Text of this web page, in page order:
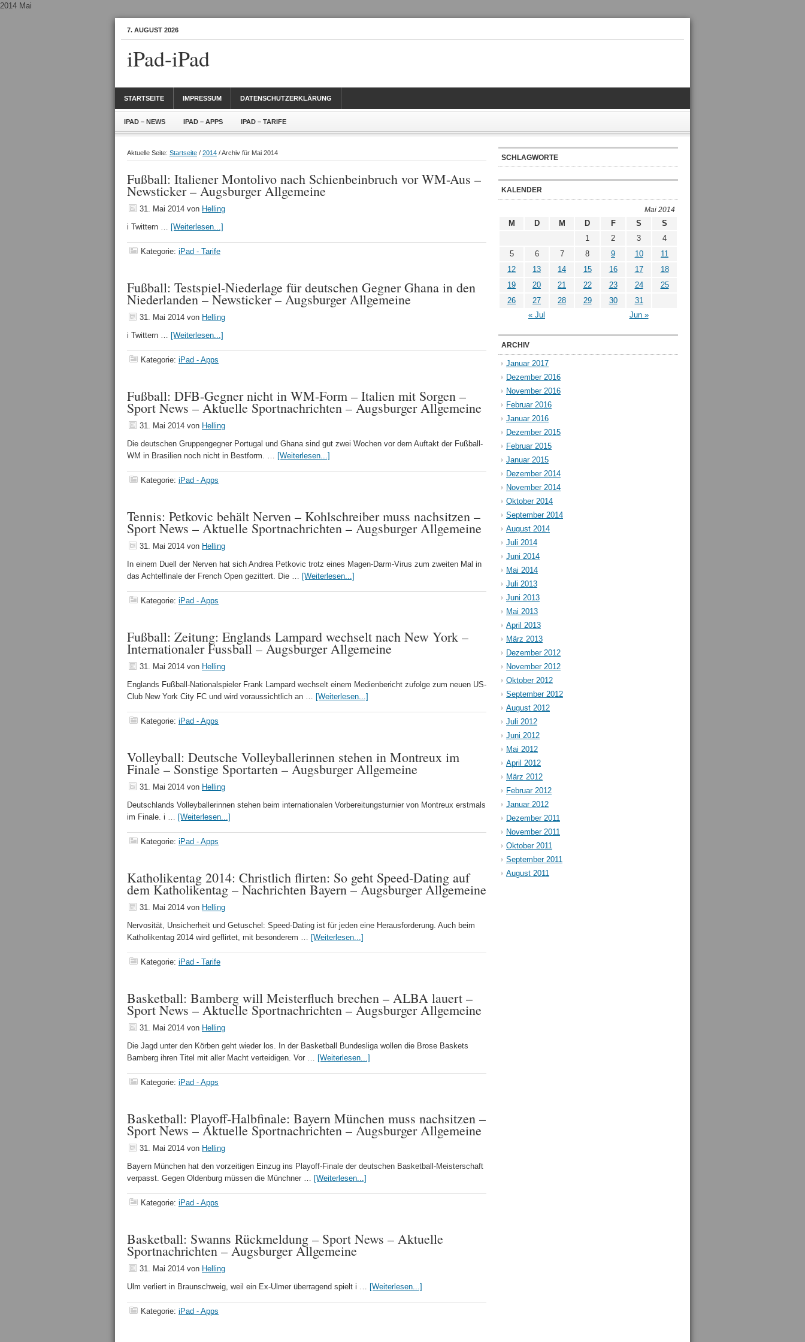
2014 Mai
7. AUGUST 2026
iPad-iPad
STARTSEITE IMPRESSUM DATENSCHUTZERKLÄRUNG
IPAD – NEWS IPAD – APPS IPAD – TARIFE
Aktuelle Seite: Startseite / 2014 / Archiv für Mai 2014
Fußball: Italiener Montolivo nach Schienbeinbruch vor WM-Aus –
Newsticker – Augsburger Allgemeine
31. Mai 2014 von Helling
i Twittern … [Weiterlesen...]
Kategorie: iPad - Tarife
Fußball: Testspiel-Niederlage für deutschen Gegner Ghana in den
Niederlanden – Newsticker – Augsburger Allgemeine
31. Mai 2014 von Helling
i Twittern … [Weiterlesen...]
Kategorie: iPad - Apps
Fußball: DFB-Gegner nicht in WM-Form – Italien mit Sorgen –
Sport News – Aktuelle Sportnachrichten – Augsburger Allgemeine
31. Mai 2014 von Helling
Die deutschen Gruppengegner Portugal und Ghana sind gut zwei Wochen vor dem Auftakt der Fußball-
WM in Brasilien noch nicht in Bestform. … [Weiterlesen...]
Kategorie: iPad - Apps
Tennis: Petkovic behält Nerven – Kohlschreiber muss nachsitzen –
Sport News – Aktuelle Sportnachrichten – Augsburger Allgemeine
31. Mai 2014 von Helling
In einem Duell der Nerven hat sich Andrea Petkovic trotz eines Magen-Darm-Virus zum zweiten Mal in
das Achtelfinale der French Open gezittert. Die … [Weiterlesen...]
Kategorie: iPad - Apps
Fußball: Zeitung: Englands Lampard wechselt nach New York –
Internationaler Fussball – Augsburger Allgemeine
31. Mai 2014 von Helling
Englands Fußball-Nationalspieler Frank Lampard wechselt einem Medienbericht zufolge zum neuen US-
Club New York City FC und wird voraussichtlich an … [Weiterlesen...]
Kategorie: iPad - Apps
Volleyball: Deutsche Volleyballerinnen stehen in Montreux im
Finale – Sonstige Sportarten – Augsburger Allgemeine
31. Mai 2014 von Helling
Deutschlands Volleyballerinnen stehen beim internationalen Vorbereitungsturnier von Montreux erstmals
im Finale. i … [Weiterlesen...]
Kategorie: iPad - Apps
Katholikentag 2014: Christlich flirten: So geht Speed-Dating auf
dem Katholikentag – Nachrichten Bayern – Augsburger Allgemeine
31. Mai 2014 von Helling
Nervosität, Unsicherheit und Getuschel: Speed-Dating ist für jeden eine Herausforderung. Auch beim
Katholikentag 2014 wird geflirtet, mit besonderem … [Weiterlesen...]
Kategorie: iPad - Tarife
Basketball: Bamberg will Meisterfluch brechen – ALBA lauert –
Sport News – Aktuelle Sportnachrichten – Augsburger Allgemeine
31. Mai 2014 von Helling
Die Jagd unter den Körben geht wieder los. In der Basketball Bundesliga wollen die Brose Baskets
Bamberg ihren Titel mit aller Macht verteidigen. Vor … [Weiterlesen...]
Kategorie: iPad - Apps
Basketball: Playoff-Halbfinale: Bayern München muss nachsitzen –
Sport News – Aktuelle Sportnachrichten – Augsburger Allgemeine
31. Mai 2014 von Helling
Bayern München hat den vorzeitigen Einzug ins Playoff-Finale der deutschen Basketball-Meisterschaft
verpasst. Gegen Oldenburg müssen die Münchner … [Weiterlesen...]
Kategorie: iPad - Apps
Basketball: Swanns Rückmeldung – Sport News – Aktuelle
Sportnachrichten – Augsburger Allgemeine
31. Mai 2014 von Helling
Ulm verliert in Braunschweig, weil ein Ex-Ulmer überragend spielt i … [Weiterlesen...]
Kategorie: iPad - Apps
SCHLAGWORTE
KALENDER
Mai 2014
M D M D F S S
« Jul Jun »
1 2 3
4
5
6 7 8 9 10
11
12
13 14 15 16 17
18
19
20 21 22 23 24
25
26
27 28 29 30 31
ARCHIV
Januar 2017
Dezember 2016
November 2016
Februar 2016
Januar 2016
Dezember 2015
Februar 2015
Januar 2015
Dezember 2014
November 2014
Oktober 2014
September 2014
August 2014
Juli 2014
Juni 2014
Mai 2014
Juli 2013
Juni 2013
Mai 2013
April 2013
März 2013
Dezember 2012
November 2012
Oktober 2012
September 2012
August 2012
Juli 2012
Juni 2012
Mai 2012
April 2012
März 2012
Februar 2012
Januar 2012
Dezember 2011
November 2011
Oktober 2011
September 2011
August 2011